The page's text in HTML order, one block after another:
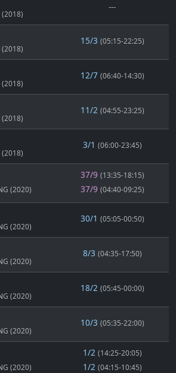
---
15/3 (05:15-22:25)
12/7 (06:40-14:30)
11/2 (04:55-23:25)
3/1 (06:00-23:45)
(2020)
37/9 (13:35-18:15)
37/9 (04:40-09:25)
(2020)
30/1 (05:05-00:50)
(2020)
8/3 (04:35-17:50)
(2020)
18/2 (05:45-00:00)
(2020)
10/3 (05:35-22:00)
(2020)
1/2 (14:25-20:05)
1/2 (04:15-10:45)